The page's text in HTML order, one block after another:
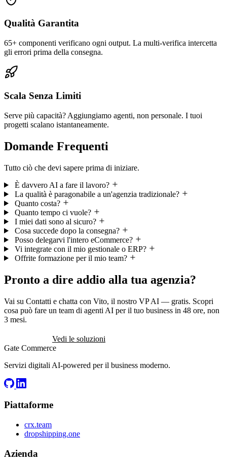
Qualità Garantita
65+ componenti verificano ogni output. La multi-verifica intercetta
gli errori prima della consegna.
Scala Senza Limiti
Serve più capacità? Aggiungiamo agenti, non personale. I tuoi
progetti scalano istantaneamente.
Domande Frequenti
Tutto ciò che devi sapere prima di iniziare.
È davvero AI a fare il lavoro?
La qualità è paragonabile a un'agenzia tradizionale?
Quanto costa?
Quanto tempo ci vuole?
I miei dati sono al sicuro?
Cosa succede dopo la consegna?
Posso delegarvi l'intero eCommerce?
Vi integrate con il mio gestionale o ERP?
Offrite formazione per il mio team?
Pronto a dire addio alla tua agenzia?
Vai su Contatti e chatta con Vito, il nostro VP AI — gratis. Scopri
cosa può fare un team di agenti AI per il tuo business in 48 ore, non
3 mesi.
Vedi le soluzioni
Gate Commerce
Servizi digitali AI-powered per il business moderno.
Piattaforme
crx.team
dropshipping.one
Azienda